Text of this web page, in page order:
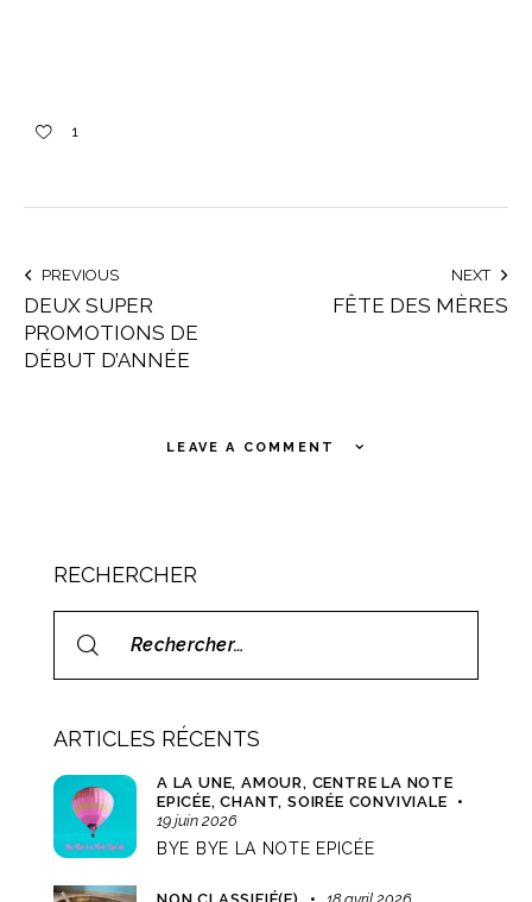
1
PREVIOUS
DEUX SUPER
PROMOTIONS DE
DÉBUT D’ANNÉE
NEXT
FÊTE DES MÈRES
LEAVE A COMMENT
RECHERCHER
ARTICLES RÉCENTS
A LA UNE, AMOUR, CENTRE LA NOTE
EPICÉE,CHANT,SOIRÉE CONVIVIALE
19 juin 2026
BYE BYE LA NOTE EPICÉE